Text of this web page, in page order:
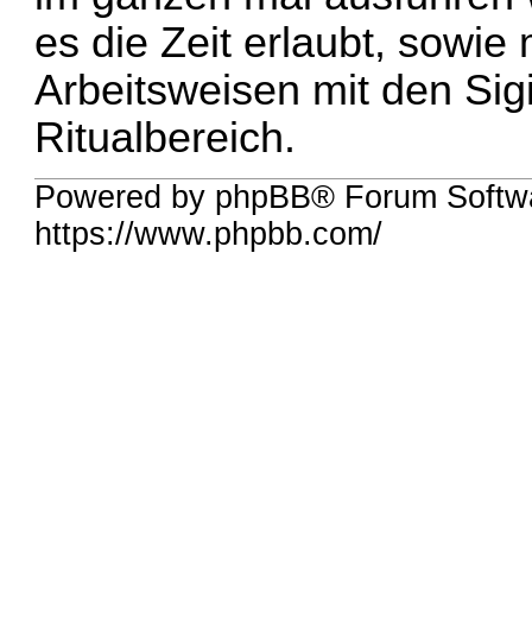
es die Zeit erlaubt, sowie
Arbeitsweisen mit den
Ritualbereich.
Powered by phpBB® Forum
https://www.phpbb.com/